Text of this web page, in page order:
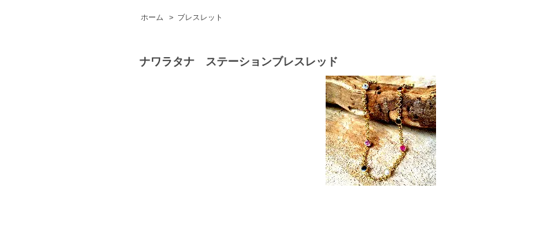
ホーム > ブレスレット
ナワラタナ ステーションブレスレッド